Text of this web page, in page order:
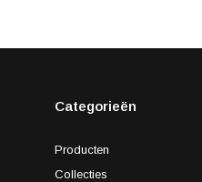
Categorieën
Producten
Collecties